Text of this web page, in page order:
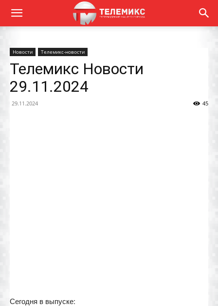
Новости Телемикс-новости
Телемикс Новости
29.11.2024
29.11.2024 45
Сегодня в выпуске: